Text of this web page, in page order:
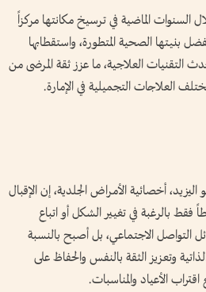
السنوات الماضية في ترسيخ مكانتها مركزاً
بنيتها الصحية المتطورة، واستقطابها
التقنيات العلاجية، ما عزز ثقة المرضى من
العلاجات التجميلية في الإمارة.
أخصائية الأمراض الجلدية، إن الإقبال
فقط بالرغبة في تغيير الشكل أو اتباع
التواصل الاجتماعي، بل أصبح بالنسبة
وتعزيز الثقة بالنفس والحفاظ على
الأعياد والمناسبات.